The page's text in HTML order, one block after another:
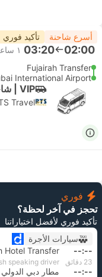
أسرع شاحنة تأكيد فوري
02:00
03:20 ١ ساعة و‫20 دقائق
Fujairah Transfer
International Airport
VIP | شاحنة
Travel
فوري
تحجز في آخر لحظة؟
تأكيد فوري لأفضل اختياراتنا
سيارات الأجرة
--:--
Hotel Transfer
‫23 دقائق
--:-- مطار دبي الدولي